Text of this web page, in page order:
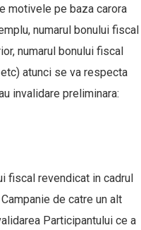
motivele pe baza carora
numarul bonului fiscal
numarul bonului fiscal
atunci se va respecta
invalidare preliminara:
fiscal revendicat in cadrul
de catre un alt
Participantului ce a